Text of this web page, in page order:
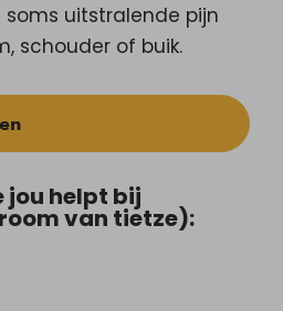
uitstralende pijn
schouder of buik.
jou helpt bij
van tietze):